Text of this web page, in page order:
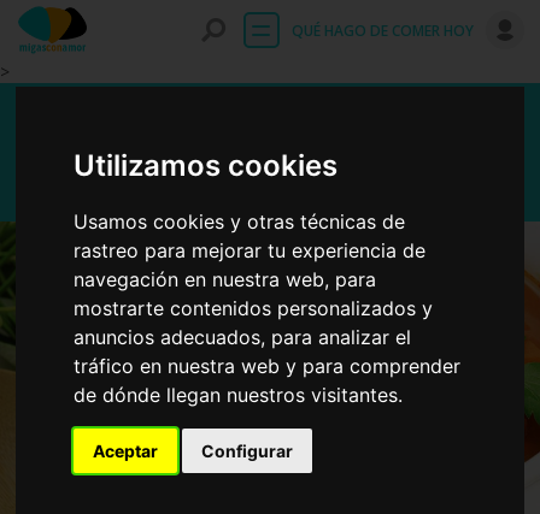
Utilizamos cookies
Usamos cookies y otras técnicas de
rastreo para mejorar tu experiencia de
navegación en nuestra web, para
mostrarte contenidos personalizados y
anuncios adecuados, para analizar el
tráfico en nuestra web y para comprender
de dónde llegan nuestros visitantes.
Aceptar Configurar
>
QUÉ HAGO DE COMER HOY Entrar